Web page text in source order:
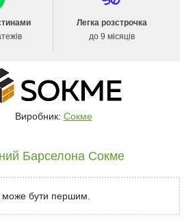
Легка розстрочка
до 9 місяців
Виробник: Сокме
Барселона Сокме
може бути першим.